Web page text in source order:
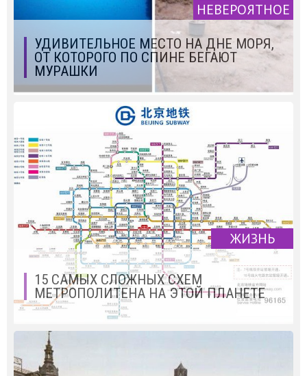
НЕВЕРОЯТНОЕ
УДИВИТЕЛЬНОЕ МЕСТО НА ДНЕ МОРЯ,
ОТ КОТОРОГО ПО СПИНЕ БЕГАЮТ
МУРАШКИ
ЖИЗНЬ
15 САМЫХ СЛОЖНЫХ СХЕМ
МЕТРОПОЛИТЕНА НА ЭТОЙ ПЛАНЕТЕ